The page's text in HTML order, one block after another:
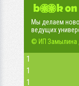
Мы делаем
ведущих
© ИП Замылина
1
1
1